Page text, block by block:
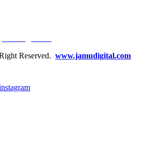
Reserved. www.jamudigital.com